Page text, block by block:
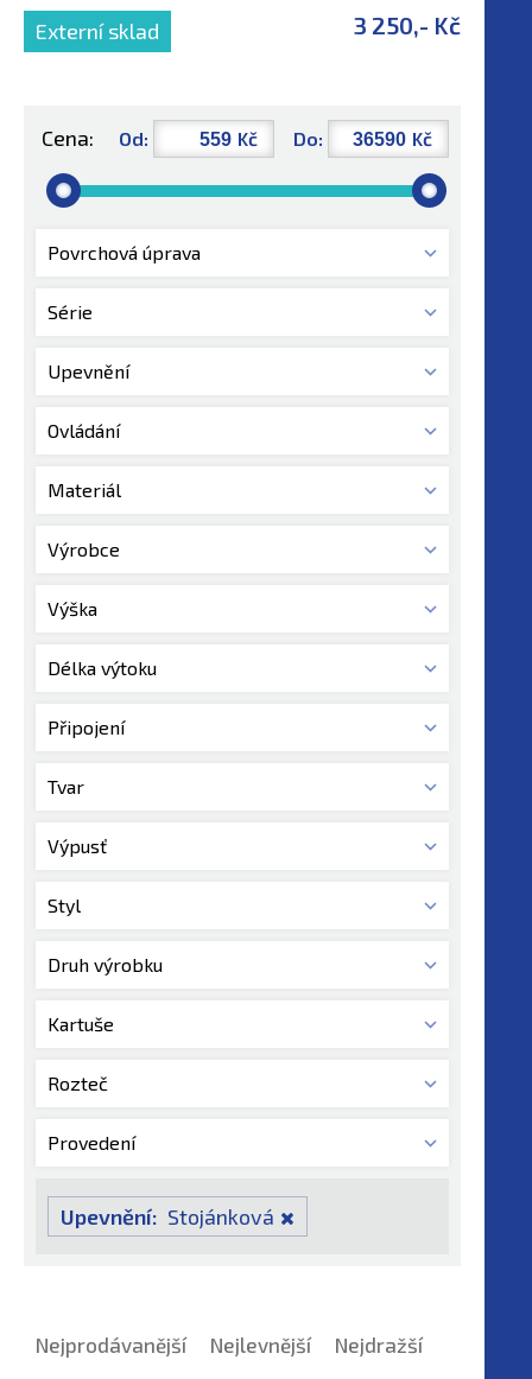
Externí sklad 3 250,- Kč
Cena: Od: Kč Do: Kč
Povrchová úprava
Série
Upevnění
Ovládání
Materiál
Výrobce
Výška
Délka výtoku
Připojení
Tvar
Výpusť
Styl
Druh výrobku
Kartuše
Rozteč
Provedení
Upevnění: Stojánková
Nejprodávanější Nejlevnější
Nejdražší